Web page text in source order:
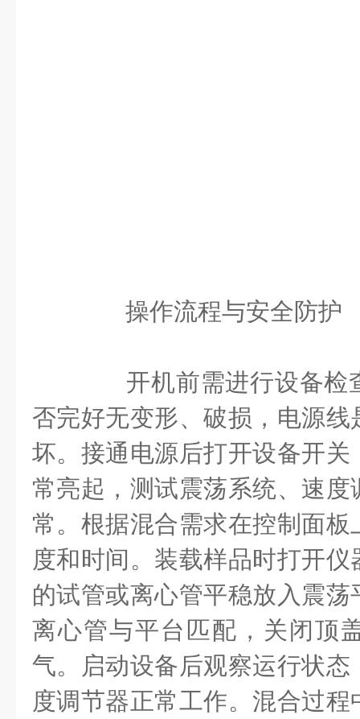
操作流程与安全防护
开机前需进行设备检
否完好无变形、破损，电源
坏。接通电源后打开设备开
常亮起，测试震荡系统、速
常。根据混合需求在控制面
度和时间。装载样品时打开
的试管或离心管平稳放入震
离心管与平台匹配，关闭顶
气。启动设备后观察运行状
度调节器正常工作。混合过